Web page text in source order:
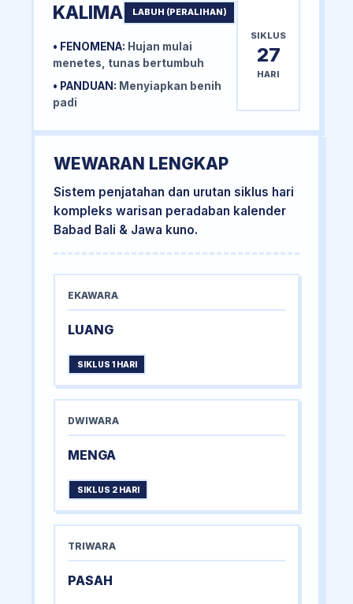
KALIMA LABUH (PERALIHAN)
• FENOMENA: Hujan mulai
menetes, tunas bertumbuh
• PANDUAN: Menyiapkan benih
padi
SIKLUS
27
HARI
WEWARAN LENGKAP
Sistem penjatahan dan urutan siklus hari
kompleks warisan peradaban kalender
Babad Bali & Jawa kuno.
EKAWARA
LUANG
SIKLUS 1 HARI
DWIWARA
MENGA
SIKLUS 2 HARI
TRIWARA
PASAH